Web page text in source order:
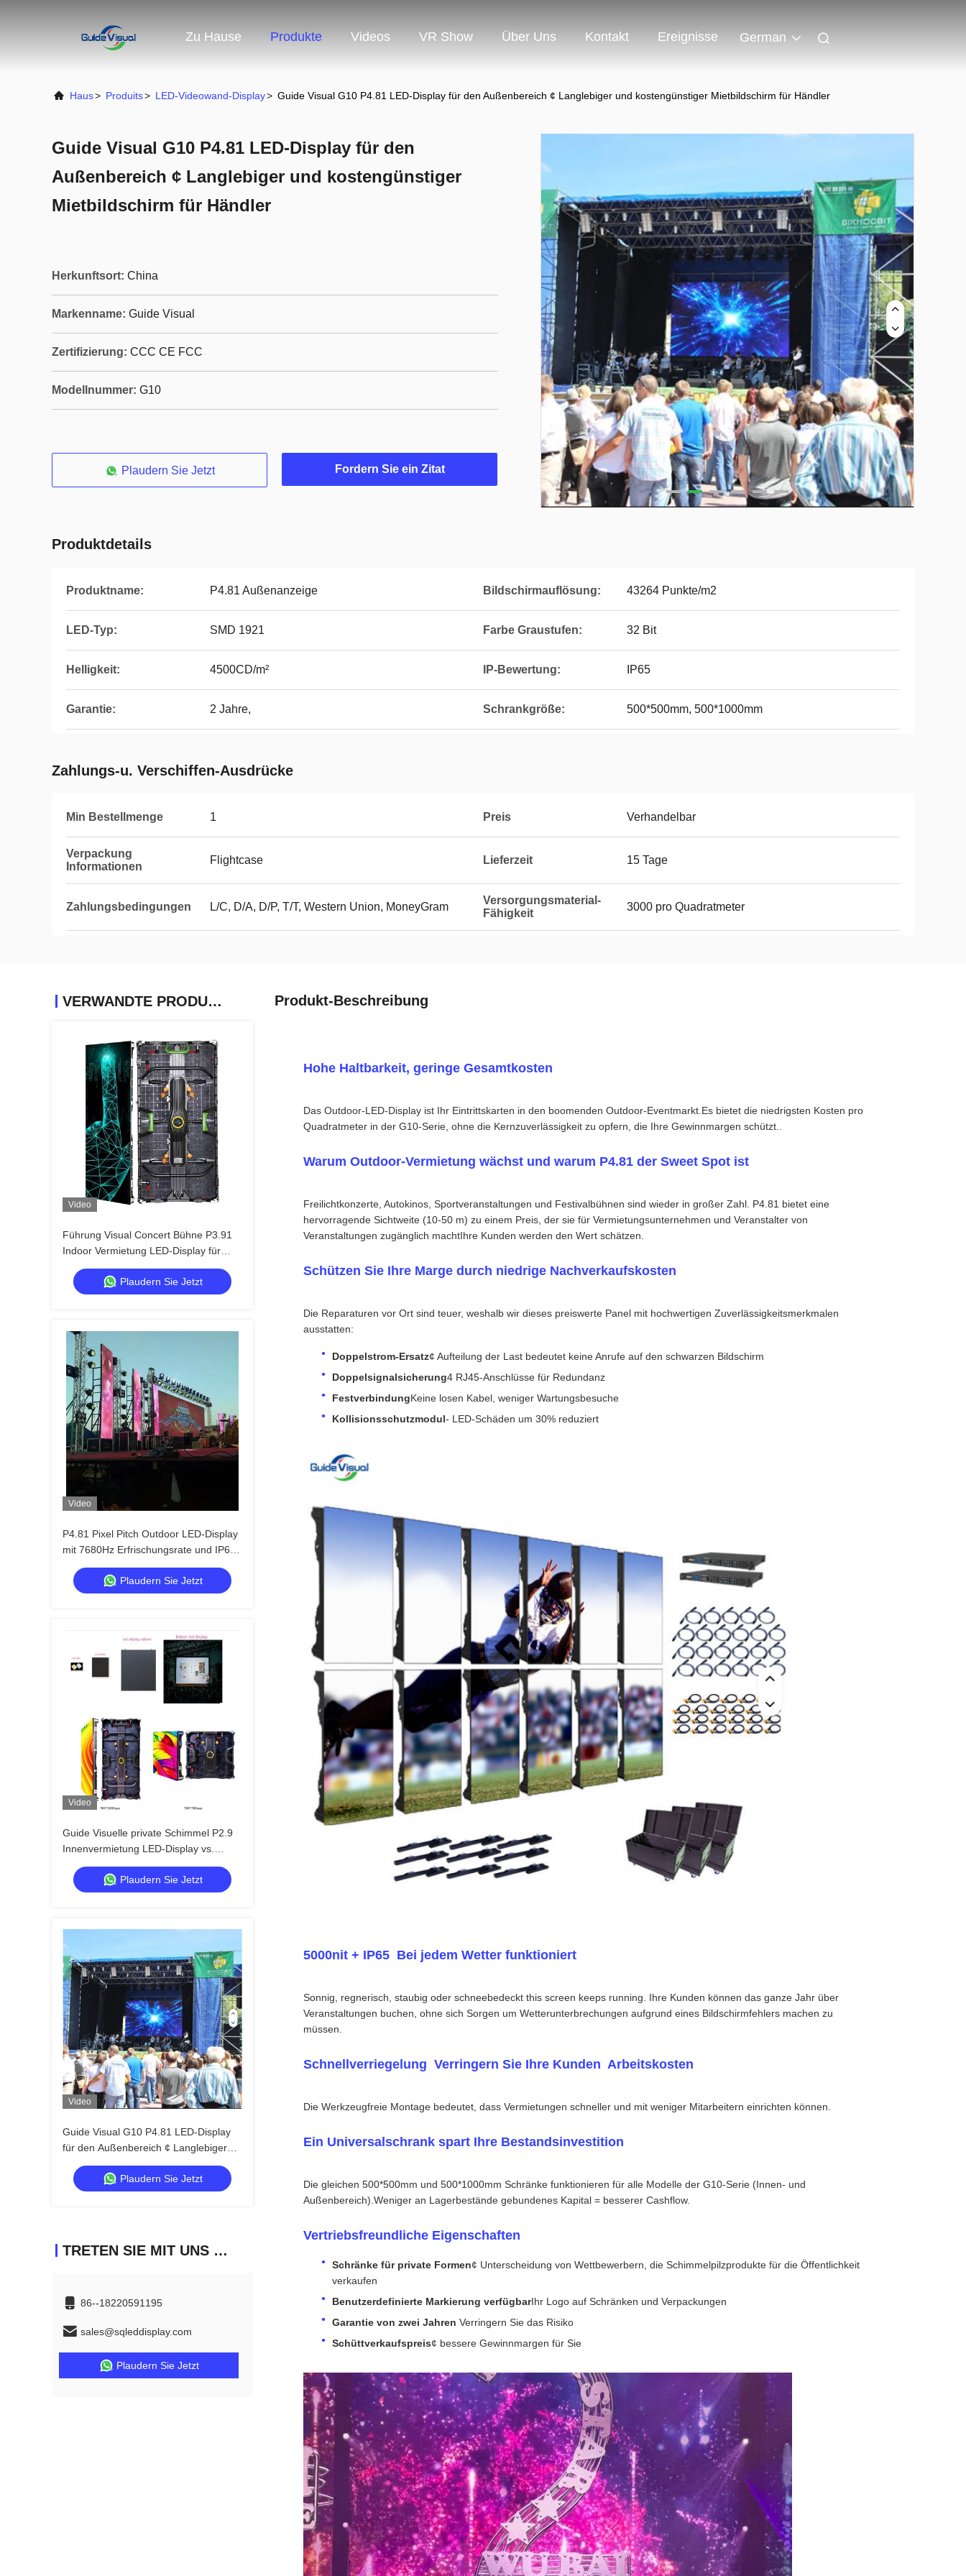
Zu Hause Produkte Videos VR Show Über Uns Kontakt Ereignisse German
Haus> Produits> LED-Videowand-Display> Guide Visual G10 P4.81 LED-Display für den Außenbereich ¢ Langlebiger und kostengünstiger Mietbildschirm für Händler
Guide Visual G10 P4.81 LED-Display für den
Außenbereich ¢ Langlebiger und kostengünstiger
Mietbildschirm für Händler
Herkunftsort: China
Markenname: Guide Visual
Zertifizierung: CCC CE FCC
Modellnummer: G10
Plaudern Sie Jetzt Fordern Sie ein Zitat
Produktdetails
Produktname: P4.81 Außenanzeige Bildschirmauflösung: 43264 Punkte/m2
LED-Typ: SMD 1921 Farbe Graustufen: 32 Bit
Helligkeit: 4500CD/m² IP-Bewertung: IP65
Garantie: 2 Jahre, Schrankgröße: 500*500mm, 500*1000mm
Zahlungs-u. Verschiffen-Ausdrücke
Min Bestellmenge 1 Preis Verhandelbar
Verpackung
Informationen
Flightcase Lieferzeit 15 Tage
Zahlungsbedingungen L/C, D/A, D/P, T/T, Western Union, MoneyGram
Versorgungsmaterial-
Fähigkeit
3000 pro Quadratmeter
VERWANDTE PRODUKTE
Video
Führung Visual Concert Bühne P3.91
Indoor Vermietung LED-Display für
Touren, Quick Lock Dual Backup
Plaudern Sie Jetzt
Video
P4.81 Pixel Pitch Outdoor LED-Display
mit 7680Hz Erfrischungsrate und IP65
Wasserdicht für Miete und
VeranstaltungenPlaudern Sie Jetzt
Video
Guide Visuelle private Schimmel P2.9
Innenvermietung LED-Display vs.
öffentliche Schimmel, stärkere
Schranke Anti-Kollision
Plaudern Sie Jetzt
Video
Guide Visual G10 P4.81 LED-Display
für den Außenbereich ¢ Langlebiger
und kostengünstiger Mietbildschirm für
Händler
Plaudern Sie Jetzt
TRETEN SIE MIT UNS IN VERBINDUNG
86--18220591195
sales@sqleddisplay.com
Plaudern Sie Jetzt
Produkt-Beschreibung
Hohe Haltbarkeit, geringe Gesamtkosten
Das Outdoor-LED-Display ist Ihr Eintrittskarten in den boomenden Outdoor-Eventmarkt.Es bietet die niedrigsten Kosten pro
Quadratmeter in der G10-Serie, ohne die Kernzuverlässigkeit zu opfern, die Ihre Gewinnmargen schützt..
Warum Outdoor-Vermietung wächst und warum P4.81 der Sweet Spot ist
Freilichtkonzerte, Autokinos, Sportveranstaltungen und Festivalbühnen sind wieder in großer Zahl. P4.81 bietet eine
hervorragende Sichtweite (10-50 m) zu einem Preis, der sie für Vermietungsunternehmen und Veranstalter von
Veranstaltungen zugänglich machtIhre Kunden werden den Wert schätzen.
Schützen Sie Ihre Marge durch niedrige Nachverkaufskosten
Die Reparaturen vor Ort sind teuer, weshalb wir dieses preiswerte Panel mit hochwertigen Zuverlässigkeitsmerkmalen
ausstatten:
Doppelstrom-Ersatz¢ Aufteilung der Last bedeutet keine Anrufe auf den schwarzen Bildschirm
Doppelsignalsicherung4 RJ45-Anschlüsse für Redundanz
FestverbindungKeine losen Kabel, weniger Wartungsbesuche
Kollisionsschutzmodul- LED-Schäden um 30% reduziert
5000nit + IP65 ️ Bei jedem Wetter funktioniert
Sonnig, regnerisch, staubig oder schneebedeckt this screen keeps running. Ihre Kunden können das ganze Jahr über
Veranstaltungen buchen, ohne sich Sorgen um Wetterunterbrechungen aufgrund eines Bildschirmfehlers machen zu
müssen.
Schnellverriegelung ️ Verringern Sie Ihre Kunden ️ Arbeitskosten
Die Werkzeugfreie Montage bedeutet, dass Vermietungen schneller und mit weniger Mitarbeitern einrichten können.
Ein Universalschrank spart Ihre Bestandsinvestition
Die gleichen 500*500mm und 500*1000mm Schränke funktionieren für alle Modelle der G10-Serie (Innen- und
Außenbereich).Weniger an Lagerbestände gebundenes Kapital = besserer Cashflow.
Vertriebsfreundliche Eigenschaften
Schränke für private Formen¢ Unterscheidung von Wettbewerbern, die Schimmelpilzprodukte für die Öffentlichkeit
verkaufen
Benutzerdefinierte Markierung verfügbarIhr Logo auf Schränken und Verpackungen
Garantie von zwei Jahren Verringern Sie das Risiko
Schüttverkaufspreis¢ bessere Gewinnmargen für Sie